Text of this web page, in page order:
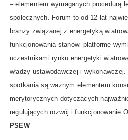
– elementem wymaganych procedurą
społecznych. Forum to od 12 lat
branży związanej z energetyką
funkcjonowania stanowi platformę
uczestnikami rynku energetyki
władzy ustawodawczej i
spotkania są ważnym elementem
merytorycznych dotyczących
regulujących rozwój i funkcjonowanie
PSEW